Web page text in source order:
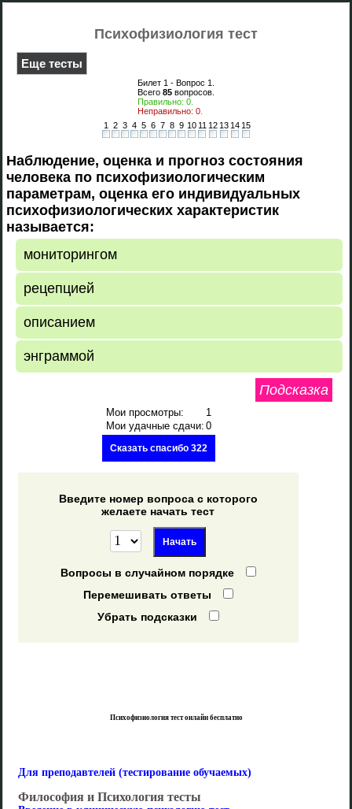
Психофизиология тест
Еще тесты
Билет 1 - Вопрос 1
Всего 85 вопросов.
Правильно: 0
Неправильно: 0
1
2 3 4 5 6 7 8 9 10 11 12 13 14 15
Наблюдение, оценка и прогноз состояния
человека по психофизиологическим
параметрам, оценка его индивидуальных
психофизиологических характеристик
называется:
мониторингом
рецепцией
описанием
энграммой
Подсказка
Мои просмотры:
1
Мои удачные сдачи: 0
Сказать спасибо 322
Введите номер вопроса с которого
желаете начать тест
Вопросы в случайном порядке
Перемешивать ответы
Убрать подсказки
Психофизиология тест онлайн бесплатно
Для преподавтелей (тестирование обучаемых)
Философия и Психология тесты